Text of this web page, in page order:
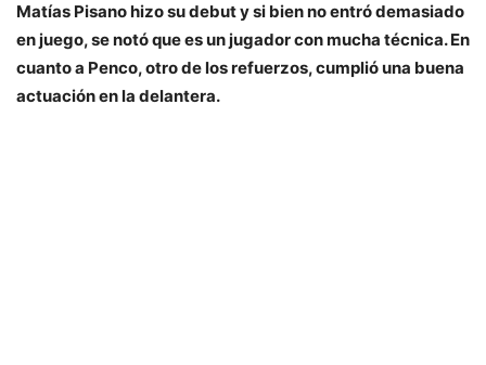
Matías Pisano hizo su debut y si bien no entró demasiado
en juego, se notó que es un jugador con mucha técnica. En
cuanto a Penco, otro de los refuerzos, cumplió una buena
actuación en la delantera.